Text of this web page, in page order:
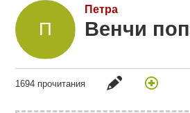
Петра
Венчи
1694 прочитания